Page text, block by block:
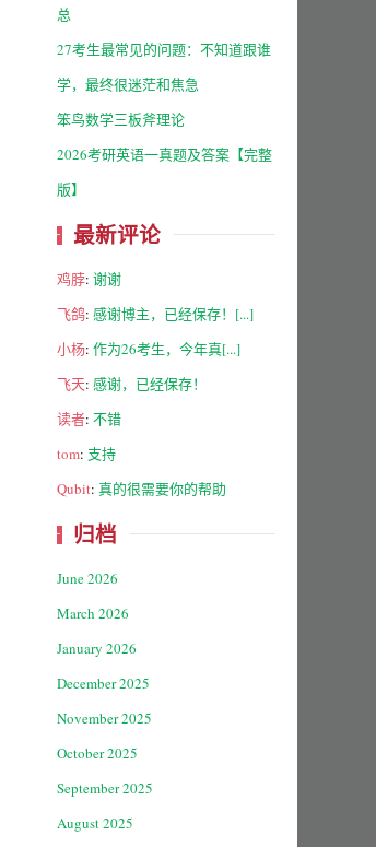
总
27考生最常见的问题：不知道跟谁
学，最终很迷茫和焦急
笨鸟数学三板斧理论
2026考研英语一真题及答案【完整
版】
最新评论
鸡脖: 谢谢
飞鸽: 感谢博主，已经保存！[...]
小杨: 作为26考生，今年真[...]
飞天: 感谢，已经保存！
读者: 不错
tom: 支持
Qubit: 真的很需要你的帮助
归档
June 2026
March 2026
January 2026
December 2025
November 2025
October 2025
September 2025
August 2025